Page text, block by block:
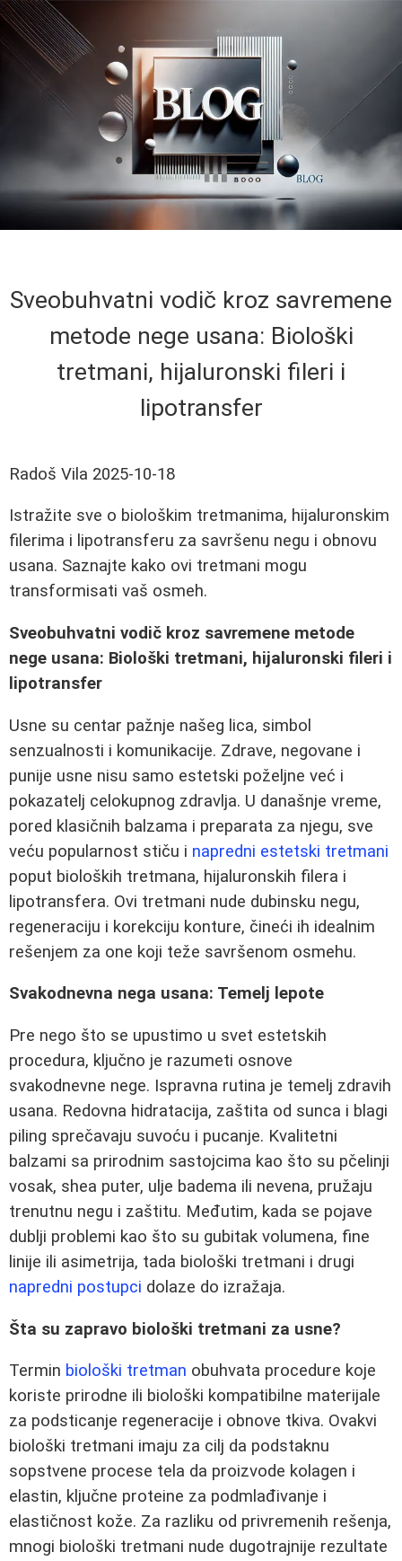
Sveobuhvatni vodič kroz savremene
metode nege usana: Biološki
tretmani, hijaluronski fileri i
lipotransfer
Radoš Vila 2025-10-18
Istražite sve o biološkim tretmanima, hijaluronskim
filerima i lipotransferu za savršenu negu i obnovu
usana. Saznajte kako ovi tretmani mogu
transformisati vaš osmeh.
Sveobuhvatni vodič kroz savremene metode
nege usana: Biološki tretmani, hijaluronski fileri i
lipotransfer
Usne su centar pažnje našeg lica, simbol
senzualnosti i komunikacije. Zdrave, negovane i
punije usne nisu samo estetski poželjne već i
pokazatelj celokupnog zdravlja. U današnje vreme,
pored klasičnih balzama i preparata za njegu, sve
veću popularnost stiču i napredni estetski tretmani
poput bioloških tretmana, hijaluronskih filera i
lipotransfera. Ovi tretmani nude dubinsku negu,
regeneraciju i korekciju konture, čineći ih idealnim
rešenjem za one koji teže savršenom osmehu.
Svakodnevna nega usana: Temelj lepote
Pre nego što se upustimo u svet estetskih
procedura, ključno je razumeti osnove
svakodnevne nege. Ispravna rutina je temelj zdravih
usana. Redovna hidratacija, zaštita od sunca i blagi
piling sprečavaju suvoću i pucanje. Kvalitetni
balzami sa prirodnim sastojcima kao što su pčelinji
vosak, shea puter, ulje badema ili nevena, pružaju
trenutnu negu i zaštitu. Međutim, kada se pojave
dublji problemi kao što su gubitak volumena, fine
linije ili asimetrija, tada biološki tretmani i drugi
napredni postupci dolaze do izražaja.
Šta su zapravo biološki tretmani za usne?
Termin biološki tretman obuhvata procedure koje
koriste prirodne ili biološki kompatibilne materijale
za podsticanje regeneracije i obnove tkiva. Ovakvi
biološki tretmani imaju za cilj da podstaknu
sopstvene procese tela da proizvode kolagen i
elastin, ključne proteine za podmlađivanje i
elastičnost kože. Za razliku od privremenih rešenja,
mnogi biološki tretmani nude dugotrajnije rezultate